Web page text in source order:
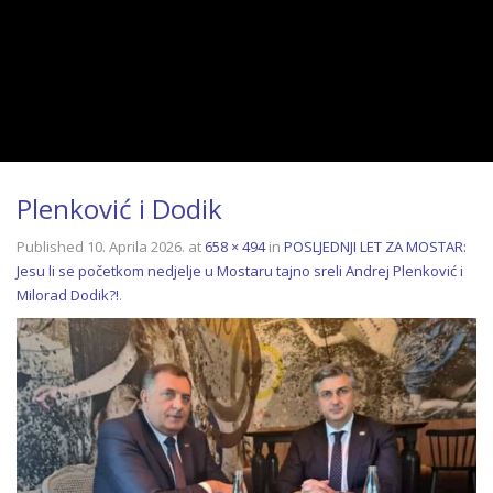
Plenković i Dodik
Published 10. Aprila 2026. at 658 × 494in POSLJEDNJI LET ZA MOSTAR:
Jesu li se početkom nedjelje u Mostaru tajno sreli Andrej Plenković i
Milorad Dodik?!.